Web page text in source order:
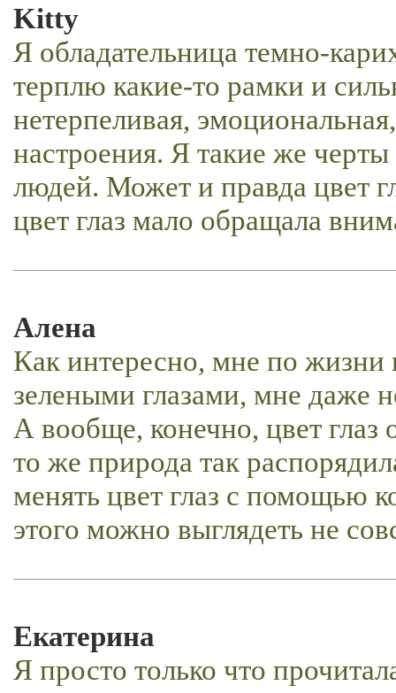
Kitty
Я обладательница темно-
терплю какие-то рамки и
нетерпеливая,
настроения. Я такие же
людей. Может и правда цвет
цвет глаз мало обращала
Алена
Как интересно, мне по жизни
зелеными глазами, мне даже
А вообще, конечно, цвет глаз
то же природа так
менять цвет глаз с помощью
этого можно выглядеть не
Екатерина
Я просто только что